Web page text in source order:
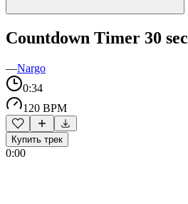
Countdown Timer 30 sec
—Nargo
0:34
120 BPM
Купить трек
0:00